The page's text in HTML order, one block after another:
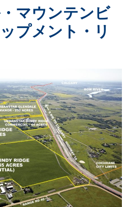
マウンテンビ
プメント・リ